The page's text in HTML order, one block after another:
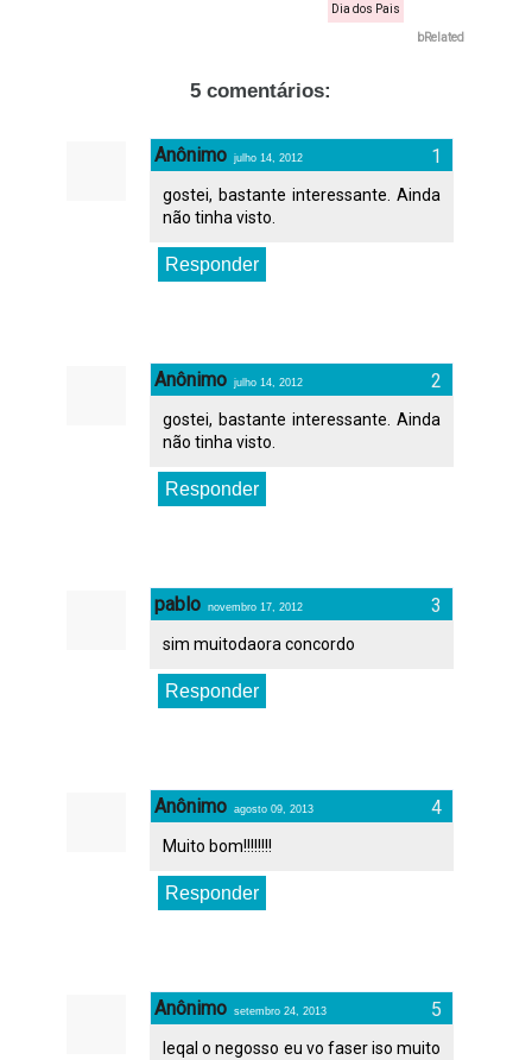
Dia dos Pais
bRelated
5 comentários:
Anônimo julho 14, 2012
gostei, bastante interessante. Ainda
não tinha visto.
Responder
Anônimo julho 14, 2012
gostei, bastante interessante. Ainda
não tinha visto.
Responder
pablo novembro 17, 2012
sim muitodaora concordo
Responder
Anônimo agosto 09, 2013
Muito bom!!!!!!!!
Responder
Anônimo setembro 24, 2013
leqal o negosso eu vo faser iso muito